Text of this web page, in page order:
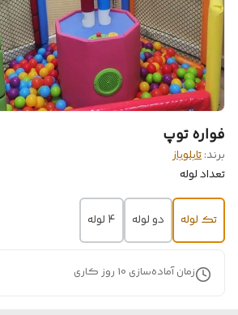
فواره توپ
برند:تابلوباز
تعداد لوله
تک لوله دو لوله 4 لوله
زمان آماده‌سازی 10 روز کاری